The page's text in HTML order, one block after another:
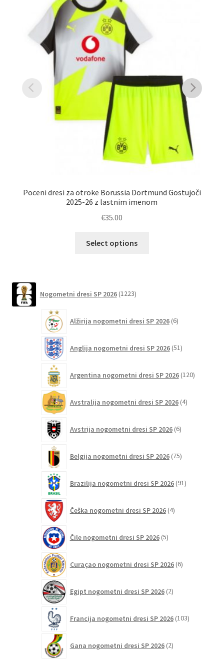
Poceni dresi za otroke Borussia Dortmund Gostujoči
2025-26 z lastnim imenom
€35.00
Select options
izberete
strani
Nogometni dresi SP 2026 1223izdelkov
Alžirija nogometni dresi SP 2026 6izdelkov
Anglija nogometni dresi SP 2026 51izdelkov
Argentina nogometni dresi SP 2026 120izdelkov
Avstralija nogometni dresi SP 2026 4izdelki
Avstrija nogometni dresi SP 2026 6izdelkov
Belgija nogometni dresi SP 2026 75izdelkov
Brazilija nogometni dresi SP 2026 91izdelkov
Češka nogometni dresi SP 2026 4izdelki
Čile nogometni dresi SP 2026 5izdelkov
Curaçao nogometni dresi SP 2026 6izdelkov
Egipt nogometni dresi SP 2026 2izdelka
Francija nogometni dresi SP 2026 103izdelki
Gana nogometni dresi SP 2026 2izdelka